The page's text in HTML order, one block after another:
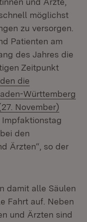
möglichst
zu versorgen.
Patienten am
des Jahres die
Zeitpunkt
die
Württemberg
November)
Fenster)
Impfaktionstag
den
Ärzten“, so der
damit alle Säulen
Fahrt auf. Neben
und Ärzten sind